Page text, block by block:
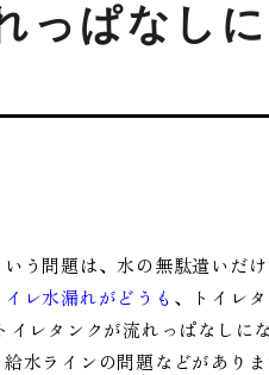
っぱなし
う問題は、水の無駄遣いだ
レ水漏れがどうも 、トイレ
レタンクが流れっぱなしに
水ラインの問題などがあり